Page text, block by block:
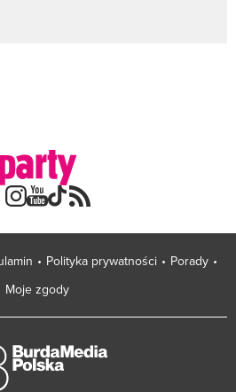
Polityka prywatności
Porady
Moje zgody